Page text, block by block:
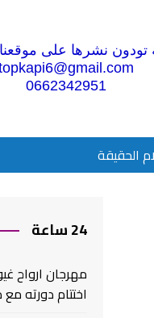
نشرها على موقعنا
0662342951
الحقيقة
24 ساعة
مهرجان ارواح
اختتام دورته